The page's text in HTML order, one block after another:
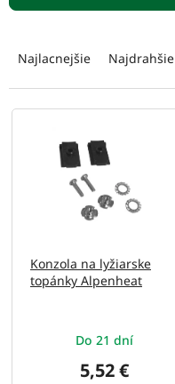
e
n
Najlacnejšie Najdrahšie
V
Konzola na lyžiarske
topánky Alpenheat
Do 21 dní
5,52 €